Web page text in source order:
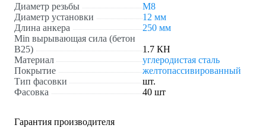
Диаметр резьбы
М8
Диаметр установки
12 мм
Длина анкера
250 мм
Min вырывающая сила (бетон
B25)
1.7 КН
Материал
углеродистая сталь
Покрытие
желтопассивированный
Тип фасовки
шт.
Фасовка
40 шт
Гарантия производителя